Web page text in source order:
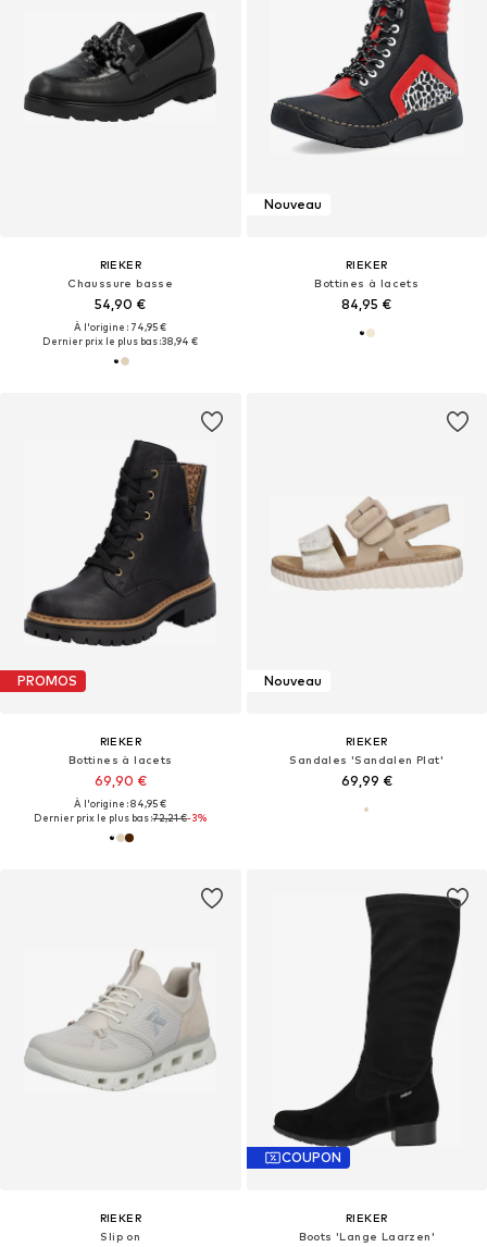
RIEKER
Chaussure basse
54,90 €
À l'origine : 74,95 €
Dernier prix le plus bas :38,94 €
Nouveau
RIEKER
Bottines à lacets
84,95 €
PROMOS
RIEKER
Bottines à lacets
69,90 €
À l'origine : 84,95 €
Dernier prix le plus bas :72,21 €-3%
Nouveau
RIEKER
Sandales 'Sandalen Plat'
69,99 €
RIEKER
Slip on
COUPON
RIEKER
Boots 'Lange Laarzen'